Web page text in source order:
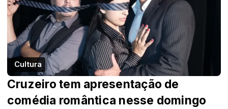
Cultura
Cruzeiro tem apresentação de
comédia romântica nesse domingo